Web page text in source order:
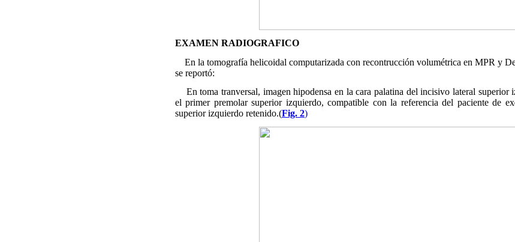
EXAMEN RADIOGRAFICO
En la tomografía helicoidal computarizada con recontrucción volumétrica en MPR y
se reportó:
En toma tranversal, imagen hipodensa en la cara palatina del incisivo lateral superior
el primer premolar superior izquierdo, compatible con la referencia del paciente de
superior izquierdo retenido.(Fig. 2)